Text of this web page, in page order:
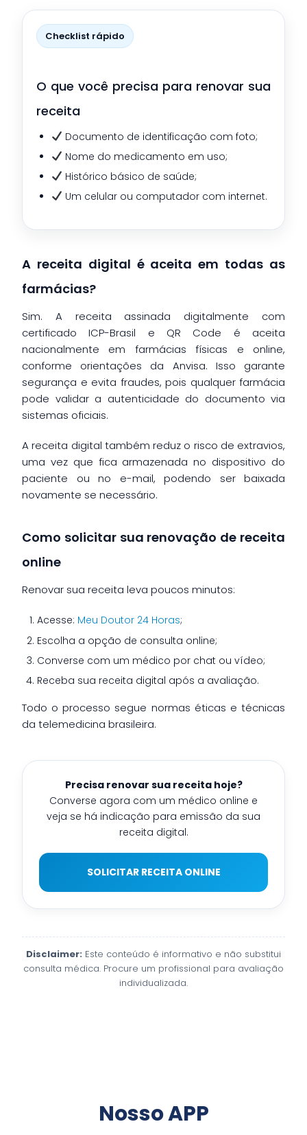
Checklist rápido
O que você precisa para renovar sua
receita
Documento de identificação com foto;
Nome do medicamento em uso;
Histórico básico de saúde;
Um celular ou computador com internet.
A receita digital é aceita em todas as
farmácias?
Sim. A receita assinada digitalmente com
certificado ICP-Brasil e QR Code é aceita
nacionalmente em farmácias físicas e online,
conforme orientações da Anvisa. Isso garante
segurança e evita fraudes, pois qualquer farmácia
pode validar a autenticidade do documento via
sistemas oficiais.
A receita digital também reduz o risco de extravios,
uma vez que fica armazenada no dispositivo do
paciente ou no e-mail, podendo ser baixada
novamente se necessário.
Como solicitar sua renovação de receita
online
Renovar sua receita leva poucos minutos:
Acesse: Meu Doutor 24 Horas;
Escolha a opção de consulta online;
Converse com um médico por chat ou vídeo;
Receba sua receita digital após a avaliação.
Todo o processo segue normas éticas e técnicas
da telemedicina brasileira.
Precisa renovar sua receita hoje?
Converse agora com um médico online e
veja se há indicação para emissão da sua
receita digital.
SOLICITAR RECEITA ONLINE
Disclaimer: Este conteúdo é informativo e não substitui
consulta médica. Procure um profissional para avaliação
individualizada.
Nosso APP